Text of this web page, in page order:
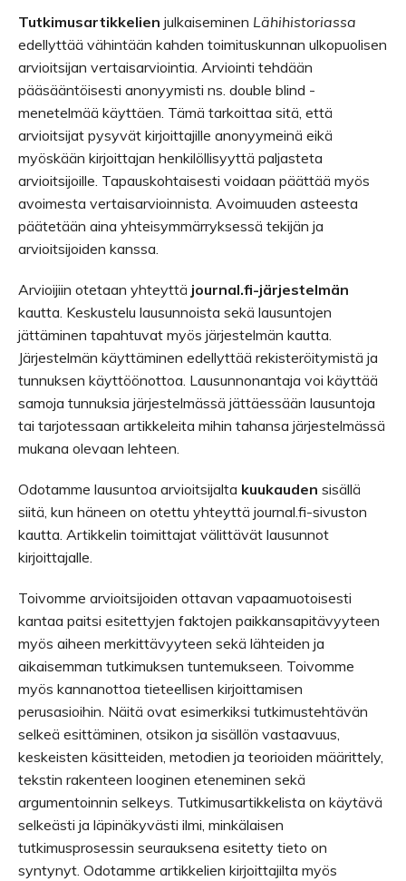
Tutkimusartikkelien julkaiseminen Lähihistoriassa
edellyttää vähintään kahden toimituskunnan ulkopuolisen
arvioitsijan vertaisarviointia. Arviointi tehdään
pääsääntöisesti anonyymisti ns. double blind -
menetelmää käyttäen. Tämä tarkoittaa sitä, että
arvioitsijat pysyvät kirjoittajille anonyymeinä eikä
myöskään kirjoittajan henkilöllisyyttä paljasteta
arvioitsijoille. Tapauskohtaisesti voidaan päättää myös
avoimesta vertaisarvioinnista. Avoimuuden asteesta
päätetään aina yhteisymmärryksessä tekijän ja
arvioitsijoiden kanssa.
Arvioijiin otetaan yhteyttä journal.fi-järjestelmän
kautta. Keskustelu lausunnoista sekä lausuntojen
jättäminen tapahtuvat myös järjestelmän kautta.
Järjestelmän käyttäminen edellyttää rekisteröitymistä ja
tunnuksen käyttöönottoa. Lausunnonantaja voi käyttää
samoja tunnuksia järjestelmässä jättäessään lausuntoja
tai tarjotessaan artikkeleita mihin tahansa järjestelmässä
mukana olevaan lehteen.
Odotamme lausuntoa arvioitsijalta kuukauden sisällä
siitä, kun häneen on otettu yhteyttä journal.fi-sivuston
kautta. Artikkelin toimittajat välittävät lausunnot
kirjoittajalle.
Toivomme arvioitsijoiden ottavan vapaamuotoisesti
kantaa paitsi esitettyjen faktojen paikkansapitävyyteen
myös aiheen merkittävyyteen sekä lähteiden ja
aikaisemman tutkimuksen tuntemukseen. Toivomme
myös kannanottoa tieteellisen kirjoittamisen
perusasioihin. Näitä ovat esimerkiksi tutkimustehtävän
selkeä esittäminen, otsikon ja sisällön vastaavuus,
keskeisten käsitteiden, metodien ja teorioiden määrittely,
tekstin rakenteen looginen eteneminen sekä
argumentoinnin selkeys. Tutkimusartikkelista on käytävä
selkeästi ja läpinäkyvästi ilmi, minkälaisen
tutkimusprosessin seurauksena esitetty tieto on
syntynyt. Odotamme artikkelien kirjoittajilta myös